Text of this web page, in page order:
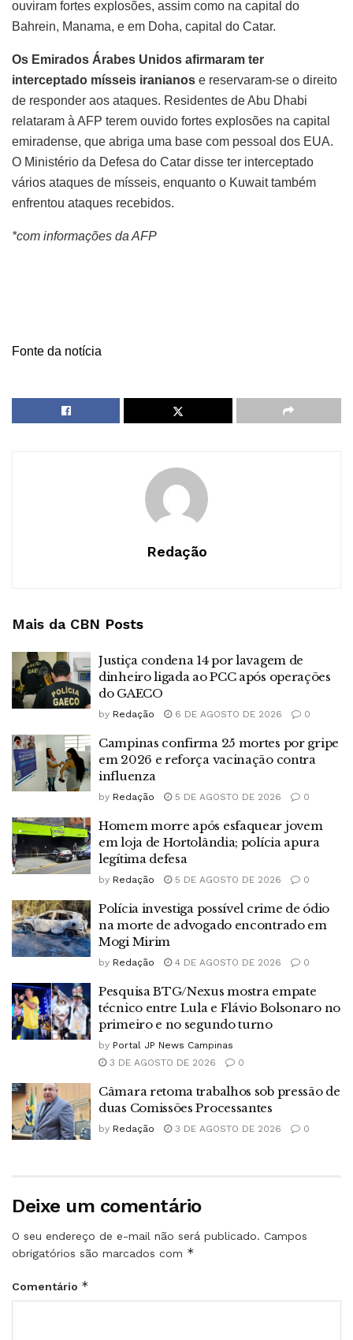
ouviram fortes explosões, assim como na capital do
Bahrein, Manama, e em Doha, capital do Catar.
Os Emirados Árabes Unidos afirmaram ter
interceptado mísseis iranianos e reservaram-se o direito
de responder aos ataques. Residentes de Abu Dhabi
relataram à AFP terem ouvido fortes explosões na capital
emiradense, que abriga uma base com pessoal dos EUA.
O Ministério da Defesa do Catar disse ter interceptado
vários ataques de mísseis, enquanto o Kuwait também
enfrentou ataques recebidos.
*com informações da AFP
Fonte da notícia
Redação
Mais da CBN Posts
Justiça condena 14 por lavagem de
dinheiro ligada ao PCC após operações
do GAECO
by Redação 6 DE AGOSTO DE 2026 0
Campinas confirma 25 mortes por gripe
em 2026 e reforça vacinação contra
influenza
by Redação 5 DE AGOSTO DE 2026 0
Homem morre após esfaquear jovem
em loja de Hortolândia; polícia apura
legítima defesa
by Redação 5 DE AGOSTO DE 2026 0
Polícia investiga possível crime de ódio
na morte de advogado encontrado em
Mogi Mirim
by Redação 4 DE AGOSTO DE 2026 0
Pesquisa BTG/Nexus mostra empate
técnico entre Lula e Flávio Bolsonaro no
primeiro e no segundo turno
by Portal JP News Campinas
3 DE AGOSTO DE 2026
0
Câmara retoma trabalhos sob pressão de
duas Comissões Processantes
by Redação 3 DE AGOSTO DE 2026 0
Deixe um comentário
O seu endereço de e-mail não será publicado. Campos
obrigatórios são marcados com *
Comentário *